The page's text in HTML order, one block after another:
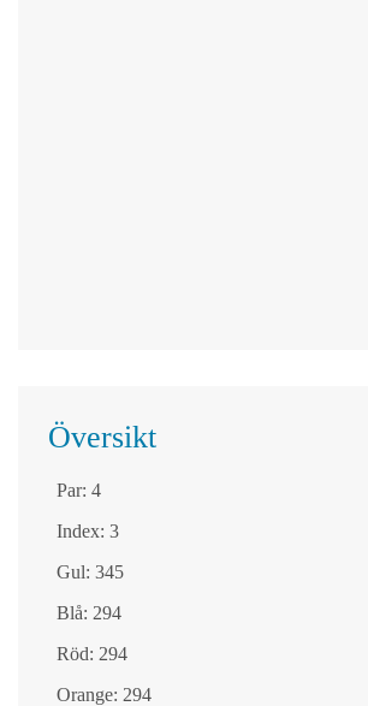
Översikt
Par: 4
Index: 3
Gul: 345
Blå: 294
Röd: 294
Orange: 294